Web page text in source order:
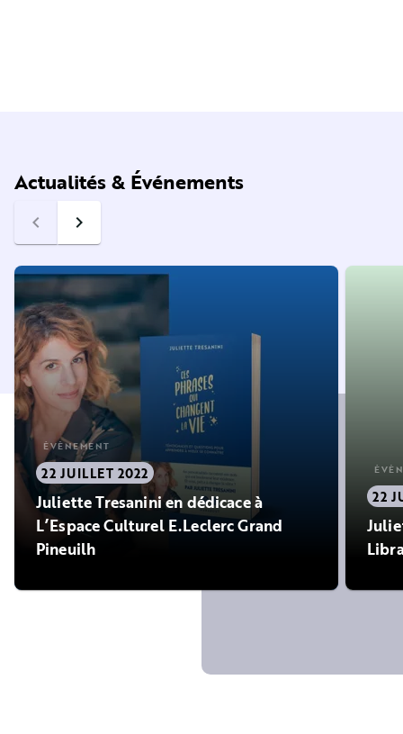
Actualités & Événements
navigate_before navigate_next
ÉVÈNEMENT
22 JUILLET 2022
Juliette Tresanini en dédicace à
L’Espace Culturel E.Leclerc Grand
Pineuilh
22